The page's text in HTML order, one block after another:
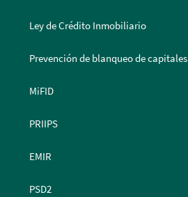
Ley de Crédito Inmobiliario
Prevención de blanqueo de capitales
MiFID
PRIIPS
EMIR
PSD2